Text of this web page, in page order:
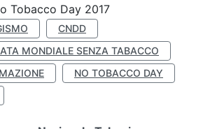
Tobacco Day 2017
CNDD
MONDIALE SENZA TABACCO
NO TOBACCO DAY